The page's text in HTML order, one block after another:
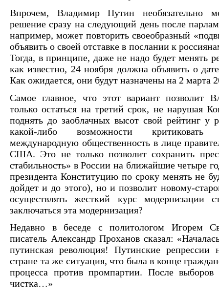
Впрочем, Владимир Путин необязательно
решение сразу на следующий день после
например, может повторить своеобразный
объявить о своей отставке в послании к
Тогда, в принципе, даже не надо будет менять
как известно, 24 ноября должна объявить о
Как ожидается, они будут назначены на 2 марта
Самое главное, что этот вариант позволит
только остаться на третий срок, не нарушая
поднять до заоблачных высот свой рейтинг у
какой-либо возможности
международную общественность в лице
США. Это не только позволит сохранить
стабильность» в России на ближайшие четыре
президента Конституцию по сроку менять не
дойдет и до этого), но и позволит новому-
осуществлять жесткий курс модернизации
заключаться эта модернизация?
Недавно в беседе с политологом Игорем
писатель Александр Проханов сказал:
путинская революция! Путинские репрессии
стране та же ситуация, что была в конце
процесса против промпартии. После выборов
чистка…»